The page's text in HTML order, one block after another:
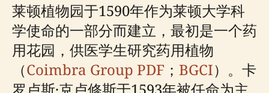
莱顿植物园于1590年作为莱顿大学科
学使命的一部分而建立，最初是一个药
用花园，供医学生研究药用植物
（Coimbra Group PDF ； BGCI）。卡